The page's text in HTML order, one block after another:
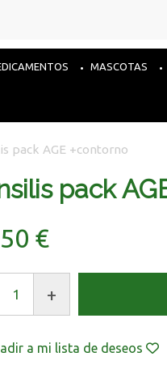
MASCOTAS
pack AGE +contorno
pack
€
+
a mi lista de deseos